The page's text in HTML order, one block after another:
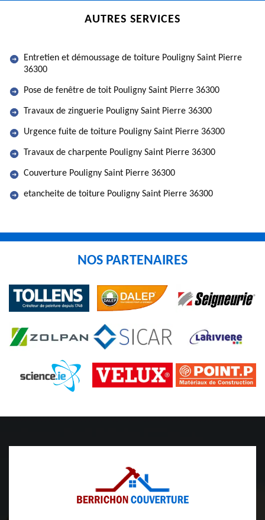
AUTRES SERVICES
Entretien et démoussage de toiture Pouligny Saint Pierre
36300
Pose de fenêtre de toit Pouligny Saint Pierre 36300
Travaux de zinguerie Pouligny Saint Pierre 36300
Urgence fuite de toiture Pouligny Saint Pierre 36300
Travaux de charpente Pouligny Saint Pierre 36300
Couverture Pouligny Saint Pierre 36300
etancheite de toiture Pouligny Saint Pierre 36300
NOS PARTENAIRES